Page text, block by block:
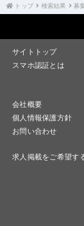
トップ 検索結果 募
サイトトップ
スマホ認証とは
会社概要
個人情報保護方針
お問い合わせ
求人掲載をご希望す